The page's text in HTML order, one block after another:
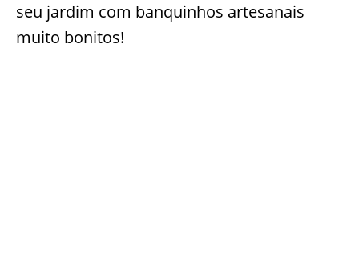
seu jardim com banquinhos artesanais
muito bonitos!